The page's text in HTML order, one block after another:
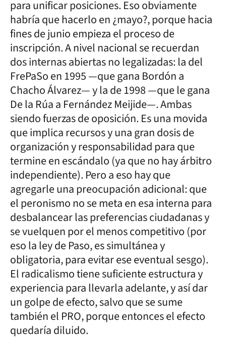
para unificar posiciones. Eso obviamente
habría que hacerlo en ¿mayo?, porque hacia
fines de junio empieza el proceso de
inscripción. A nivel nacional se recuerdan
dos internas abiertas no legalizadas: la del
FrePaSo en 1995 —que gana Bordón a
Chacho Álvarez— y la de 1998 —que le gana
De la Rúa a Fernández Meijide—. Ambas
siendo fuerzas de oposición. Es una movida
que implica recursos y una gran dosis de
organización y responsabilidad para que
termine en escándalo (ya que no hay árbitro
independiente). Pero a eso hay que
agregarle una preocupación adicional: que
el peronismo no se meta en esa interna para
desbalancear las preferencias ciudadanas y
se vuelquen por el menos competitivo (por
eso la ley de Paso, es simultánea y
obligatoria, para evitar ese eventual sesgo).
El radicalismo tiene suficiente estructura y
experiencia para llevarla adelante, y así dar
un golpe de efecto, salvo que se sume
también el PRO, porque entonces el efecto
quedaría diluido.